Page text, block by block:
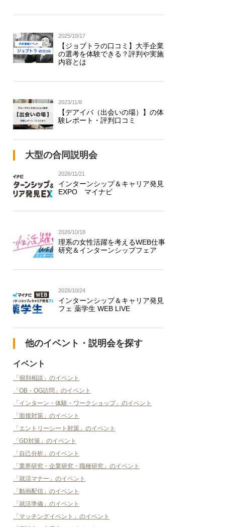
2025/10/17
【ジョブトラの口コミ】大手企業
の選考を体験できる？評判や実施
内容とは
2023/11/8
【デアイバ（出会いの場）】の体
験レポート・評判口コミ
大型の合同説明会
2026/11/21
インターンシップ＆キャリア発見
EXPO マイナビ
2026/10/18
理系の女性活躍を考えるWEB仕事
研究＆インターンシップフェア
2026/10/24
インターンシップ＆キャリア発見
フェ 薬学生 WEB LIVE
他のイベント・説明会を探す
イベント
「個別相談」のイベント
「OB・OG訪問」のイベント
「インターン・体験・ワークショップ」のイベント
「面接対策」のイベント
「エントリーシート対策」のイベント
「GD対策」のイベント
「自己分析」のイベント
「業界研究・企業研究・職種研究」のイベント
「就活マナー」のイベント
「動画配信」のイベント
「就活準備」のイベント
「マッチングイベント」のイベント